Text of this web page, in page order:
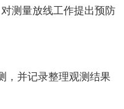
测量放线工作提出预防
，并记录整理观测结果